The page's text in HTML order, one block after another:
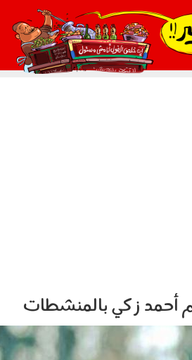
021_2.png
أحمد زكي بالمنشطات